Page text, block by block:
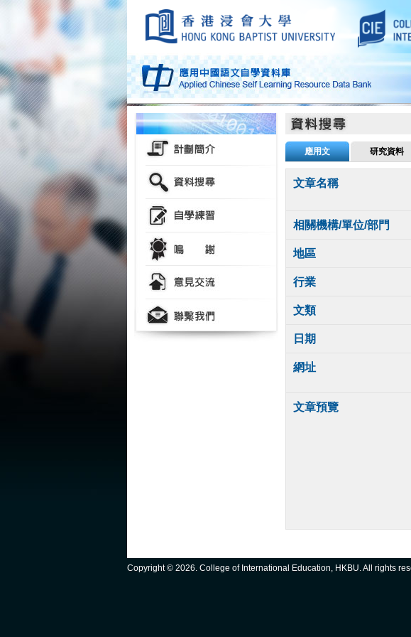
應用文 研究資料
文章名稱
相關機構/單位/部門
地區
行業
文類
日期
網址
文章預覽
Copyright © 2026. College of International Education, HKBU. All rights